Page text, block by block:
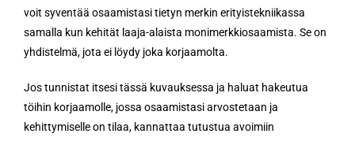
voit syventää osaamistasi tietyn merkin erityistekniikassa
samalla kun kehität laaja-alaista monimerkkiosaamista. Se on
yhdistelmä, jota ei löydy joka korjaamolta.
Jos tunnistat itsesi tässä kuvauksessa ja haluat hakeutua
töihin korjaamolle, jossa osaamistasi arvostetaan ja
kehittymiselle on tilaa, kannattaa tutustua avoimiin